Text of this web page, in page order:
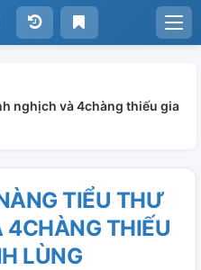
nghịch và 4chàng thiếu gia
TIỂU THƯ
4CHÀNG THIẾU
LÙNG